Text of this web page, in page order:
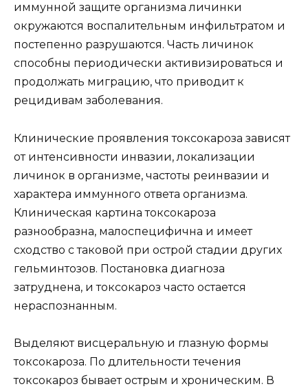
иммунной защите организма личинки
окружаются воспалительным инфильтратом и
постепенно разрушаются. Часть личинок
способны периодически активизироваться и
продолжать миграцию, что приводит к
рецидивам заболевания.
Клинические проявления токсокароза зависят
от интенсивности инвазии, локализации
личинок в организме, частоты реинвазии и
характера иммунного ответа организма.
Клиническая картина токсокароза
разнообразна, малоспецифична и имеет
сходство с таковой при острой стадии других
гельминтозов. Постановка диагноза
затруднена, и токсокароз часто остается
нераспознанным.
Выделяют висцеральную и глазную формы
токсокароза. По длительности течения
токсокароз бывает острым и хроническим. В